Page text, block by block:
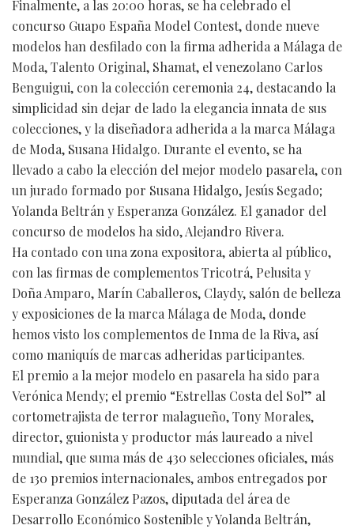
Finalmente, a las 20:00 horas, se ha celebrado el
concurso Guapo España Model Contest, donde nueve
modelos han desfilado con la firma adherida a Málaga de
Moda, Talento Original, Shamat, el venezolano Carlos
Benguigui, con la colección ceremonia 24, destacando la
simplicidad sin dejar de lado la elegancia innata de sus
colecciones, y la diseñadora adherida a la marca Málaga
de Moda, Susana Hidalgo. Durante el evento, se ha
llevado a cabo la elección del mejor modelo pasarela, con
un jurado formado por Susana Hidalgo, Jesús Segado;
Yolanda Beltrán y Esperanza González. El ganador del
concurso de modelos ha sido, Alejandro Rivera.
Ha contado con una zona expositora, abierta al público,
con las firmas de complementos Tricotrá, Pelusita y
Doña Amparo, Marín Caballeros, Claydy, salón de belleza
y exposiciones de la marca Málaga de Moda, donde
hemos visto los complementos de Inma de la Riva, así
como maniquís de marcas adheridas participantes.
El premio a la mejor modelo en pasarela ha sido para
Verónica Mendy; el premio “Estrellas Costa del Sol” al
cortometrajista de terror malagueño, Tony Morales,
director, guionista y productor más laureado a nivel
mundial, que suma más de 430 selecciones oficiales, más
de 130 premios internacionales, ambos entregados por
Esperanza González Pazos, diputada del área de
Desarrollo Económico Sostenible y Yolanda Beltrán,